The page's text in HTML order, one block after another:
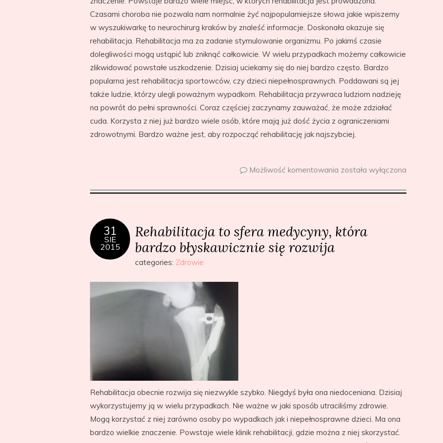
Czasami choroba nie pozwala nam normalnie żyć najpopularniejsze słowa jakie wpiszemy
w wyszukiwarkę to neurochirurg kraków by znaleść informacje. Doskonała okazuje się
rehabilitacja. Rehabilitacja ma za zadanie stymulowanie organizmu. Po jakimś czasie
dolegliwości mogą ustąpić lub zniknąć całkowicie. W wielu przypadkach możemy całkowicie
zlikwidować powstałe uszkodzenie. Dzisiaj uciekamy się do niej bardzo często. Bardzo
popularna jest rehabilitacja sportowców, czy dzieci niepełnosprawnych. Poddawani są jej
także ludzie, którzy ulegli poważnym wypadkom. Rehabilitacja przywraca ludziom nadzieję
na powrót do pełni sprawności. Coraz częściej zaczynamy zauważać, że może zdziałać
cuda. Korzysta z niej już bardzo wiele osób, które mają już dość życia z ograniczeniami
zdrowotnymi. Bardzo ważne jest, aby rozpocząć rehabilitację jak najszybciej.
Możliwość komentowania została wyłączona
31
SIE
2015
Rehabilitacja to sfera medycyny, która
bardzo błyskawicznie się rozwija
categories: Zdrowie
Rehabilitacja obecnie rozwija się niezwykle szybko. Niegdyś była ona niedoceniana. Dzisiaj
wykorzystujemy ją w wielu przypadkach. Nie ważne w jaki sposób utraciliśmy zdrowie.
Mogą korzystać z niej zarówno osoby po wypadkach jak i niepełnosprawne dzieci. Ma ona
bardzo wielkie znaczenie. Powstaje wiele klinik rehabilitacji, gdzie można z niej skorzystać.